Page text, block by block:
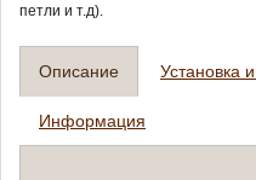
петли и т.д).
Описание Установка
Информация